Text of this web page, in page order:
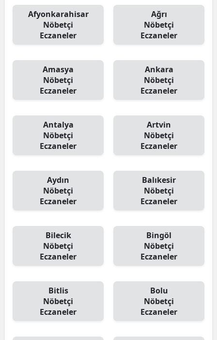
Afyonkarahisar
Nöbetçi
Eczaneler
Ağrı
Nöbetçi
Eczaneler
Amasya
Nöbetçi
Eczaneler
Ankara
Nöbetçi
Eczaneler
Antalya
Nöbetçi
Eczaneler
Artvin
Nöbetçi
Eczaneler
Aydın
Nöbetçi
Eczaneler
Balıkesir
Nöbetçi
Eczaneler
Bilecik
Nöbetçi
Eczaneler
Bingöl
Nöbetçi
Eczaneler
Bitlis
Nöbetçi
Eczaneler
Bolu
Nöbetçi
Eczaneler